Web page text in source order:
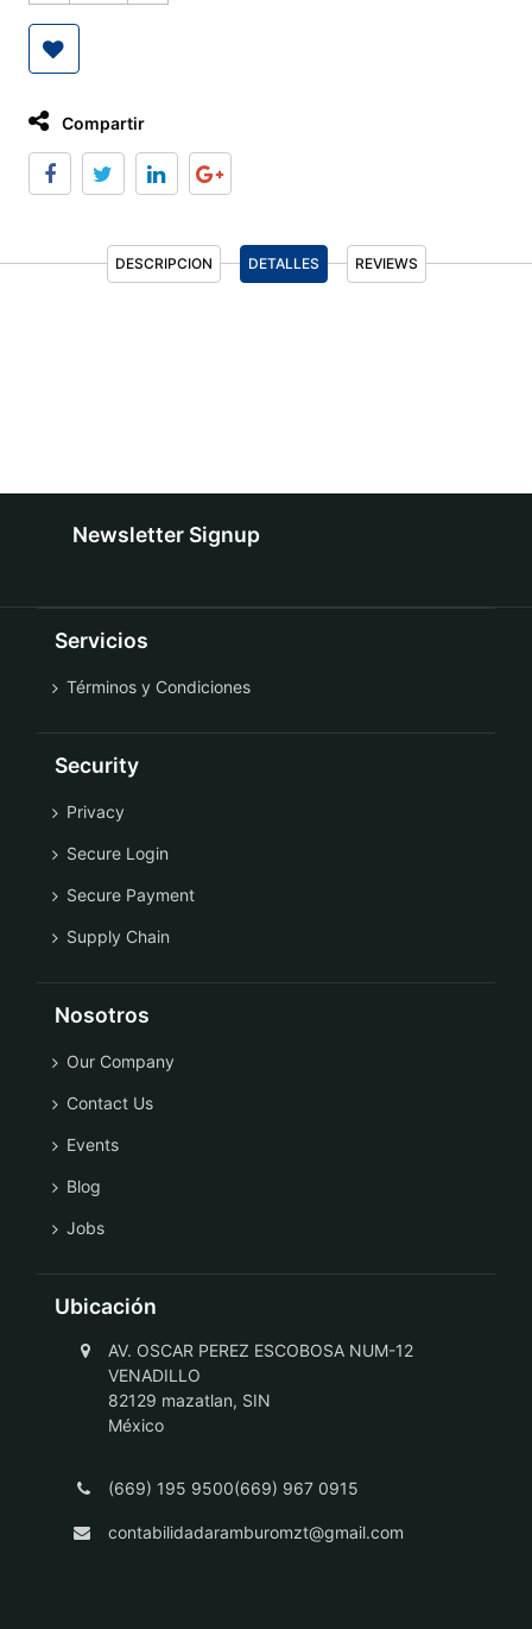
Compartir
DESCRIPCION DETALLES REVIEWS
Newsletter Signup
Servicios
Términos y Condiciones
Security
Privacy
Secure Login
Secure Payment
Supply Chain
Nosotros
Our Company
Contact Us
Events
Blog
Jobs
Ubicación
AV. OSCAR PEREZ ESCOBOSA NUM-12
VENADILLO
82129 mazatlan, SIN
México
(669) 195 9500(669) 967 0915
contabilidadaramburomzt@gmail.com